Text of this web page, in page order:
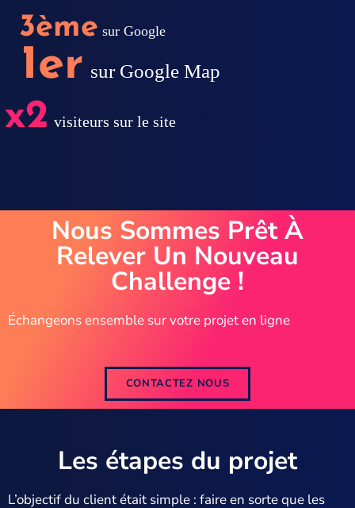
1ersur Google Map
3ème sur Google
x2 visiteurs sur le site
Nous Sommes Prêt À
Relever Un Nouveau
Challenge !
Échangeons ensemble sur votre projet en ligne
CONTACTEZ NOUS
Les étapes du projet
L’objectif du client était simple : faire en sorte que les